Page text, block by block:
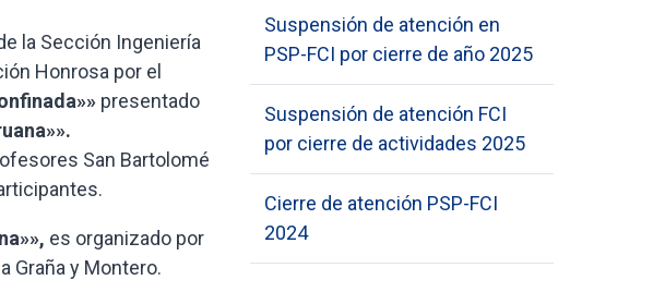
la Sección Ingeniería
Honrosa por el
presentado
San Bartolomé
es organizado por
Graña y Montero.
Suspensión de atención en
PSP-FCI por cierre de año 2025
Suspensión de atención FCI
por cierre de actividades 2025
Cierre de atención PSP-FCI
2024